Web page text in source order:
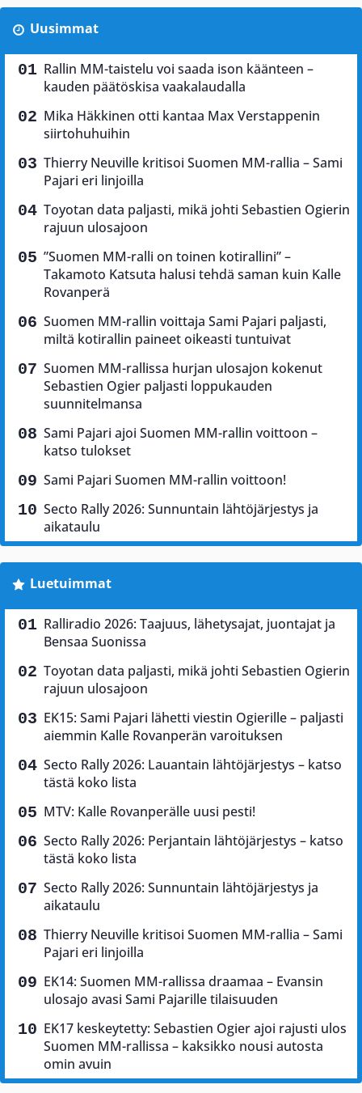
Uusimmat
Rallin MM-taistelu voi saada ison käänteen –
kauden päätöskisa vaakalaudalla
Mika Häkkinen otti kantaa Max Verstappenin
siirtohuhuihin
Thierry Neuville kritisoi Suomen MM-rallia – Sami
Pajari eri linjoilla
Toyotan data paljasti, mikä johti Sebastien Ogierin
rajuun ulosajoon
”Suomen MM-ralli on toinen kotirallini” –
Takamoto Katsuta halusi tehdä saman kuin Kalle
Rovanperä
Suomen MM-rallin voittaja Sami Pajari paljasti,
miltä kotirallin paineet oikeasti tuntuivat
Suomen MM-rallissa hurjan ulosajon kokenut
Sebastien Ogier paljasti loppukauden
suunnitelmansa
Sami Pajari ajoi Suomen MM-rallin voittoon –
katso tulokset
Sami Pajari Suomen MM-rallin voittoon!
Secto Rally 2026: Sunnuntain lähtöjärjestys ja
aikataulu
Luetuimmat
Ralliradio 2026: Taajuus, lähetysajat, juontajat ja
Bensaa Suonissa
Toyotan data paljasti, mikä johti Sebastien Ogierin
rajuun ulosajoon
EK15: Sami Pajari lähetti viestin Ogierille – paljasti
aiemmin Kalle Rovanperän varoituksen
Secto Rally 2026: Lauantain lähtöjärjestys – katso
tästä koko lista
MTV: Kalle Rovanperälle uusi pesti!
Secto Rally 2026: Perjantain lähtöjärjestys – katso
tästä koko lista
Secto Rally 2026: Sunnuntain lähtöjärjestys ja
aikataulu
Thierry Neuville kritisoi Suomen MM-rallia – Sami
Pajari eri linjoilla
EK14: Suomen MM-rallissa draamaa – Evansin
ulosajo avasi Sami Pajarille tilaisuuden
EK17 keskeytetty: Sebastien Ogier ajoi rajusti ulos
Suomen MM-rallissa – kaksikko nousi autosta
omin avuin